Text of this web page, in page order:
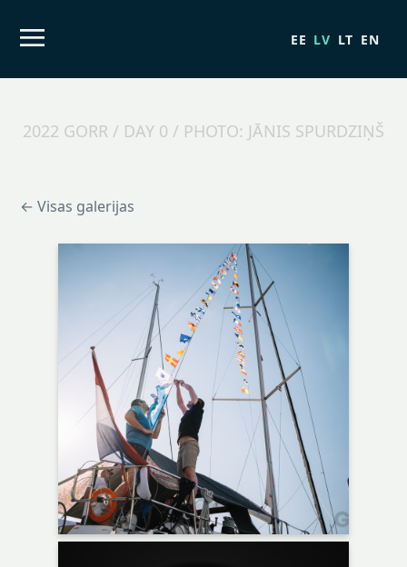
EE LV LT EN
2022 GORR / DAY 0 / PHOTO: JĀNIS SPURDZIŅŠ
← Visas galerijas